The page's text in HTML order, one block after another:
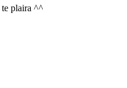
te plaira ^^